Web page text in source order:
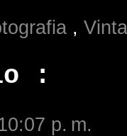
,
:
p. m.